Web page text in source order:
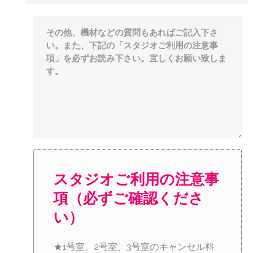
スタジオご利用の注意事
項（必ずご確認くださ
い）
★1号室、2号室、3号室のキャンセル料